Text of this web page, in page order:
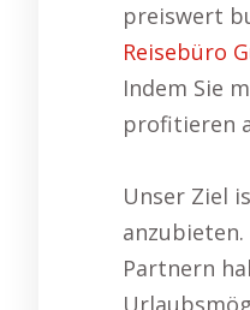
preiswert
Reisebüro
Indem Sie
profitieren
Unser Ziel
Partnern